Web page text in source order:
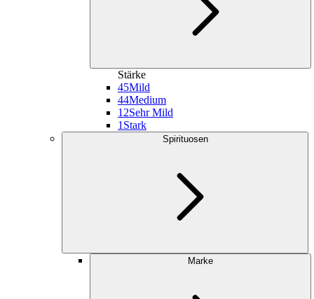
Stärke
45Mild
44Medium
12Sehr Mild
1 Stark
Spirituosen
Marke